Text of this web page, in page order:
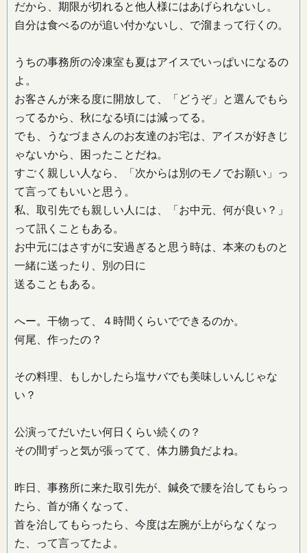
だから、期限が切れると他人様にはあげられないし。
自分は食べるのが追い付かないし、で溜まって行くの。
うちの事務所の冷凍室も夏はアイスでいっぱいになるの
よ。
お客さんが来る度に開放して、「どうぞ」と選んでもら
ってるから、秋になる頃には減ってる。
でも、うなづまさんのお友達のお宅は、アイスが好きじ
ゃないから、困ったことだね。
すごく親しい人なら、「次からは別のモノでお願い」っ
て言ってもいいと思う。
私、取引先でも親しい人には、「お中元、何が良い？」
って訊くこともある。
お中元にはさすがに安過ぎると思う時は、本来のものと
一緒に送ったり、別の日に
送ることもある。
へー。干物って、４時間くらいでできるのか。
何尾、作ったの？
その料理、もしかしたら塩サバでも美味しいんじゃな
い？
公演ってだいたい何日くらい続くの？
その間ずっと気が張ってて、体力勝負だよね。
昨日、事務所に来た取引先が、鍼灸で腰を治してもらっ
たら、首が痛くなって、
首を治してもらったら、今度は左腕が上がらなくなっ
た、って言ってたよ。